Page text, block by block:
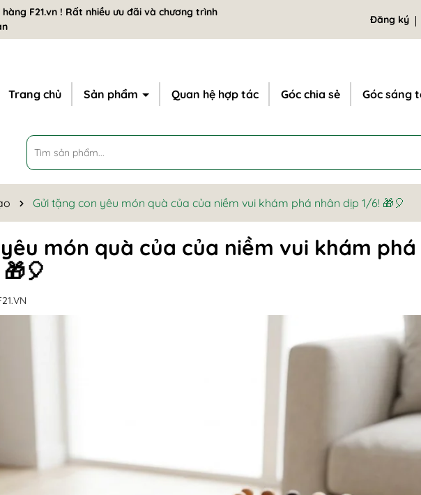
F21.vn ! Rất nhiều ưu đãi và chương trình
Đăng ký
Trang chủ Sản phẩm Quan hệ hợp tác Góc chia sẻ Góc sáng
Gửi tặng con yêu món quà của của niềm vui khám phá nhân dịp 1/6! 🎁🎈
món quà của của niềm vui khám phá